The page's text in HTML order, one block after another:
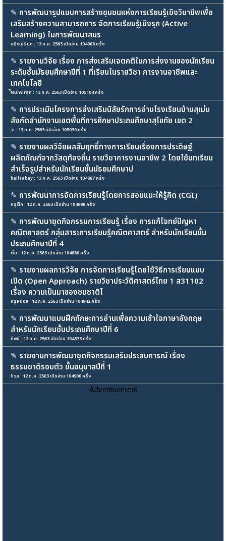
✎ การพัฒนารูปแบบการสร้างชุมชนแห่งการเรียนรู้เชิงวิชาชีพเพื่อ
เสริมสร้างความสามารถการ จัดการเรียนรู้เชิงรุก (Active
Learning) ในการพัฒนาสมร
แป้งเปรียก : 13 ก.ค. 2563 เปิดอ่าน 104968 ครั้ง
✎ รายงานวิจัย เรื่อง การส่งเสริมเจตคติในการส่งงานของนักเรียน
ระดับชั้นมัธยมศึกษาปีที่ 1 ที่เรียนในรายวิชา การงานอาชีพและ
เทคโนโลยี
์ีNuiwiran : 13 ก.ค. 2563 เปิดอ่าน 105104 ครั้ง
✎ การประเมินโครงการส่งเสริมนิสัยรักการอ่านโรงเรียนบ้านสุเม่น
สังกัดสำนักงานเขตพื้นที่การศึกษาประถมศึกษาสุโขทัย เขต 2
วา : 13 ก.ค. 2563 เปิดอ่าน 105030 ครั้ง
✎ รายงานผลวิจัยผลสัมฤทธิ์ทางการเรียนเรื่องการประดิษฐ์
ผลิตภัณฑ์จากวัสดุท้องถิ่น รายวิชาการงานอาชีพ 2 โดยใช้บทเรียน
สำเร็จรูปสำหรับนักเรียนชั้นมัธยมศึกษาป
ballsabay : 13 ก.ค. 2563 เปิดอ่าน 104887 ครั้ง
✎ การพัฒนาการจัดการเรียนรู้โดยการสอนแนะให้รู้คิด (CGI)
ครูติ๊ก : 12 ก.ค. 2563 เปิดอ่าน 104998 ครั้ง
✎ การพัฒนาชุดกิจกรรมการเรียนรู้ เรื่อง การแก้โจทย์ปัญหา
คณิตศาสตร์ กลุ่มสาระการเรียนรู้คณิตศาสตร์ สำหรับนักเรียนชั้น
ประถมศึกษาปีที่ 4
ติ๋ม : 12 ก.ค. 2563 เปิดอ่าน 104880 ครั้ง
✎ รายงานผลการวิจัย การจัดการเรียนรู้โดยใช้วิธีการเรียนแบบ
เปิด (Open Approach) รายวิชาประวัติศาสตร์ไทย 1 ส31102
เรื่อง ความเป็นมาของชนชาติไ
ครูหน่อย : 12 ก.ค. 2563 เปิดอ่าน 104942 ครั้ง
✎ การพัฒนาแบบฝึกทักษะการอ่านเพื่อความเข้าใจภาษาอังกฤษ
สำหรับนักเรียนชั้นประถมศึกษาปีที่ 6
ทิพย์ : 12 ก.ค. 2563 เปิดอ่าน 104873 ครั้ง
✎ รายงานการพัฒนาชุดกิจกรรมเสริมประสบการณ์ เรื่อง
ธรรมชาติรอบตัว ชั้นอนุบาลปีที่ 1
lisa : 12 ก.ค. 2563 เปิดอ่าน 104906 ครั้ง
Advertisement